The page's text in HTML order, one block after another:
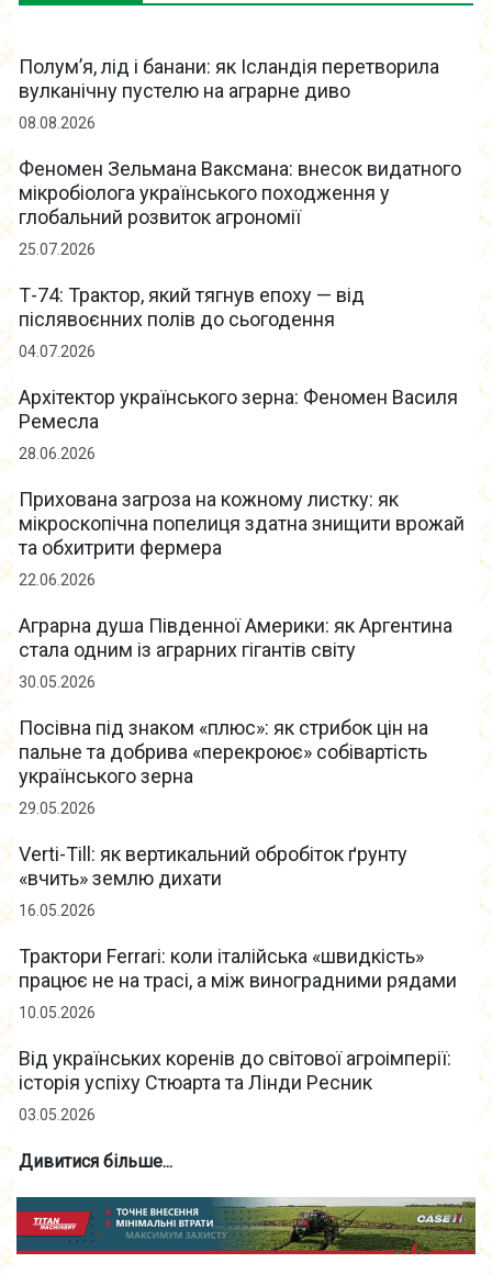
Полум’я, лід і банани: як Ісландія перетворила
вулканічну пустелю на аграрне диво
08.08.2026
Феномен Зельмана Ваксмана: внесок видатного
мікробіолога українського походження у
глобальний розвиток агрономії
25.07.2026
Т-74: Трактор, який тягнув епоху — від
післявоєнних полів до сьогодення
04.07.2026
Архітектор українського зерна: Феномен Василя
Ремесла
28.06.2026
Прихована загроза на кожному листку: як
мікроскопічна попелиця здатна знищити врожай
та обхитрити фермера
22.06.2026
Аграрна душа Південної Америки: як Аргентина
стала одним із аграрних гігантів світу
30.05.2026
Посівна під знаком «плюс»: як стрибок цін на
пальне та добрива «перекроює» собівартість
українського зерна
29.05.2026
Verti-Till: як вертикальний обробіток ґрунту
«вчить» землю дихати
16.05.2026
Трактори Ferrari: коли італійська «швидкість»
працює не на трасі, а між виноградними рядами
10.05.2026
Від українських коренів до світової агроімперії:
історія успіху Стюарта та Лінди Ресник
03.05.2026
Дивитися більше...